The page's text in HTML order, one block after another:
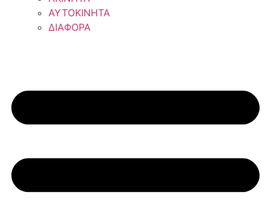
ΑΥΤΟΚΙΝΗΤΑ
ΔΙΑΦΟΡΑ